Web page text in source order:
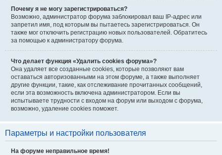
Почему я не могу зарегистрироваться?
Возможно, администратор форума заблокировал ваш IP-адрес или
запретил имя, под которым вы пытаетесь зарегистрироваться. Он
также мог отключить регистрацию новых пользователей. Обратитесь
за помощью к администратору форума.
Что делает функция «Удалить cookies форума»?
Она удаляет все созданные cookies, которые позволяют вам
оставаться авторизованными на этом форуме, а также выполняет
другие функции, такие, как отслеживание прочитанных сообщений,
если эта возможность включена администратором. Если вы
испытываете трудности с входом на форум или выходом с форума,
возможно, удаление cookies поможет.
Параметры и настройки пользователя
На форуме неправильное время!